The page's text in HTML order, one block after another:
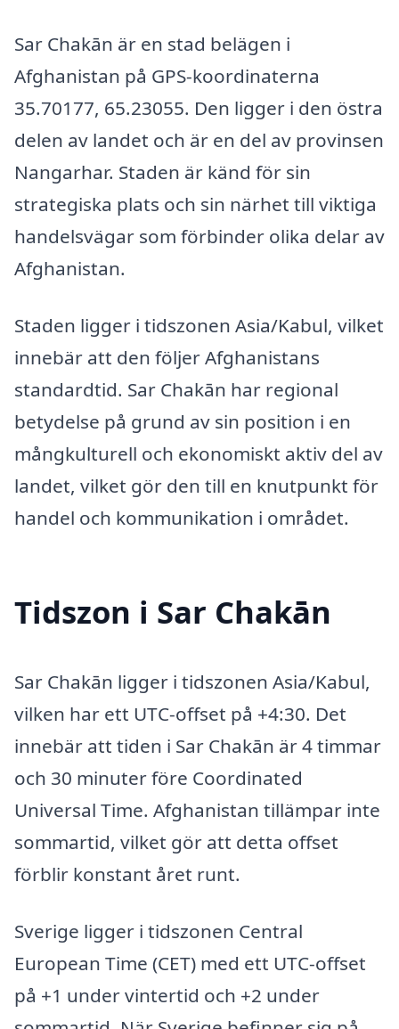
Sar Chakān är en stad belägen i
Afghanistan på GPS-koordinaterna
35.70177, 65.23055. Den ligger i den östra
delen av landet och är en del av provinsen
Nangarhar. Staden är känd för sin
strategiska plats och sin närhet till viktiga
handelsvägar som förbinder olika delar av
Afghanistan.
Staden ligger i tidszonen Asia/Kabul, vilket
innebär att den följer Afghanistans
standardtid. Sar Chakān har regional
betydelse på grund av sin position i en
mångkulturell och ekonomiskt aktiv del av
landet, vilket gör den till en knutpunkt för
handel och kommunikation i området.
Tidszon i Sar Chakān
Sar Chakān ligger i tidszonen Asia/Kabul,
vilken har ett UTC-offset på +4:30. Det
innebär att tiden i Sar Chakān är 4 timmar
och 30 minuter före Coordinated
Universal Time. Afghanistan tillämpar inte
sommartid, vilket gör att detta offset
förblir konstant året runt.
Sverige ligger i tidszonen Central
European Time (CET) med ett UTC-offset
på +1 under vintertid och +2 under